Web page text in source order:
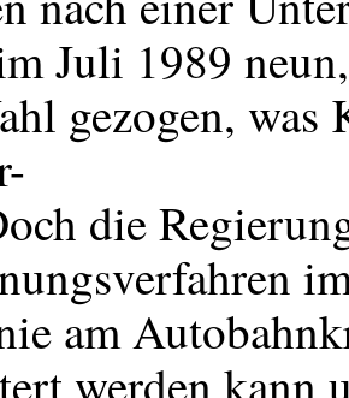
Juli 1989
gezogen,
die
am
werden kann